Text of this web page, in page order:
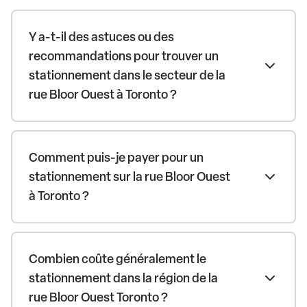
Y a-t-il des astuces ou des
recommandations pour trouver un
stationnement dans le secteur de la
rue Bloor Ouest à Toronto ?
Comment puis-je payer pour un
stationnement sur la rue Bloor Ouest
à Toronto ?
Combien coûte généralement le
stationnement dans la région de la
rue Bloor Ouest Toronto ?